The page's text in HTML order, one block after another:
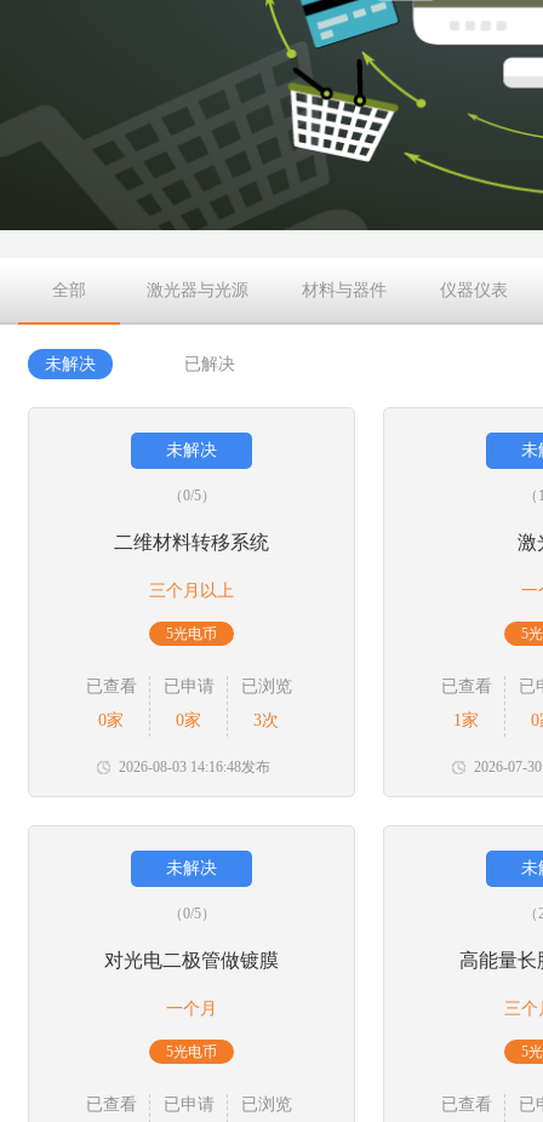
全部 激光器与光源 材料与器件 仪器仪表
未解决 已解决
未解决
（0/5）
二维材料转移系统
三个月以上
5光电币
已查看
0家
已申请
0家
已浏览
3次
2026-08-03 14:16:48发布
未
激
一
5
已查看
1家
已
0
2026-07-
未解决
（0/5）
对光电二极管做镀膜
一个月
5光电币
已查看
已申请
已浏览
未
高能量长
三个
5
已查看
已